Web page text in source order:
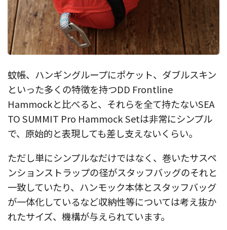
蚊帳、ハンギングループにポケット、ダブルスキン
といった多くの特徴を持つDD Frontline
Hammockと比べると、それらを全て持たないSEA
TO SUMMIT Pro Hammock Setは非常にシンプル
で、原始的と表現しても差し支えないくらい。
ただし単にシンプルなだけではなく、巻いたサスペ
ンションストラップの径がスタッフバッグのそれと
一致していたり、ハンモック本体とスタッフバッグ
が一体化しているなど収納性等については考え抜か
れたサイズ、機構が与えられています。